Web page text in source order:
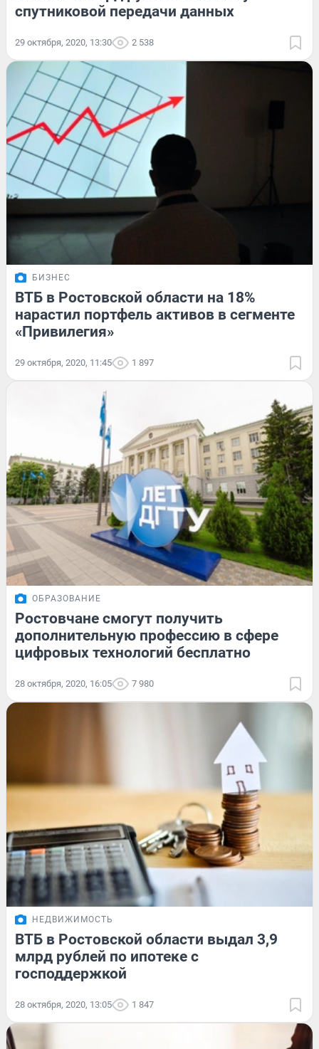
спутниковой передачи данных
29 октября, 2020, 13:30 2 538
БИЗНЕС
ВТБ в Ростовской области на 18%
нарастил портфель активов в сегменте
«Привилегия»
29 октября, 2020, 11:45 1 897
ОБРАЗОВАНИЕ
Ростовчане смогут получить
дополнительную профессию в сфере
цифровых технологий бесплатно
28 октября, 2020, 16:05 7 980
НЕДВИЖИМОСТЬ
ВТБ в Ростовской области выдал 3,9
млрд рублей по ипотеке с
господдержкой
28 октября, 2020, 13:05 1 847